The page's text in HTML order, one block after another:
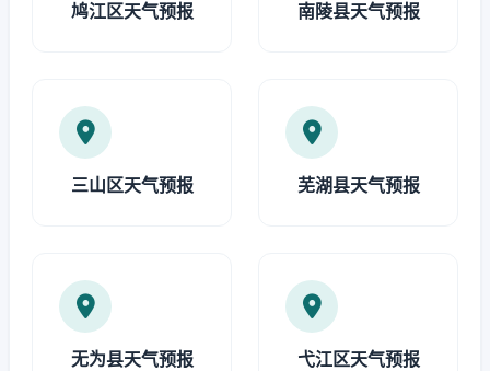
鸠江区天气预报 南陵县天气预报
三山区天气预报 芜湖县天气预报
无为县天气预报 弋江区天气预报